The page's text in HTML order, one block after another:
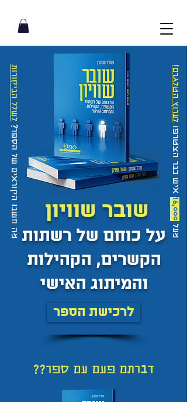
מה חשבו הקוראים של הספר?
לשלל הביקורות
מעל
16,000
איש כבר הצטרפו
לערוץ הטלגרם
!
שובר שוויון
על כוחם של רשתות
הקשרים, הקהילות
והמיתוג האישי
לרכישת הספר
דברתם פעם עם ספר??